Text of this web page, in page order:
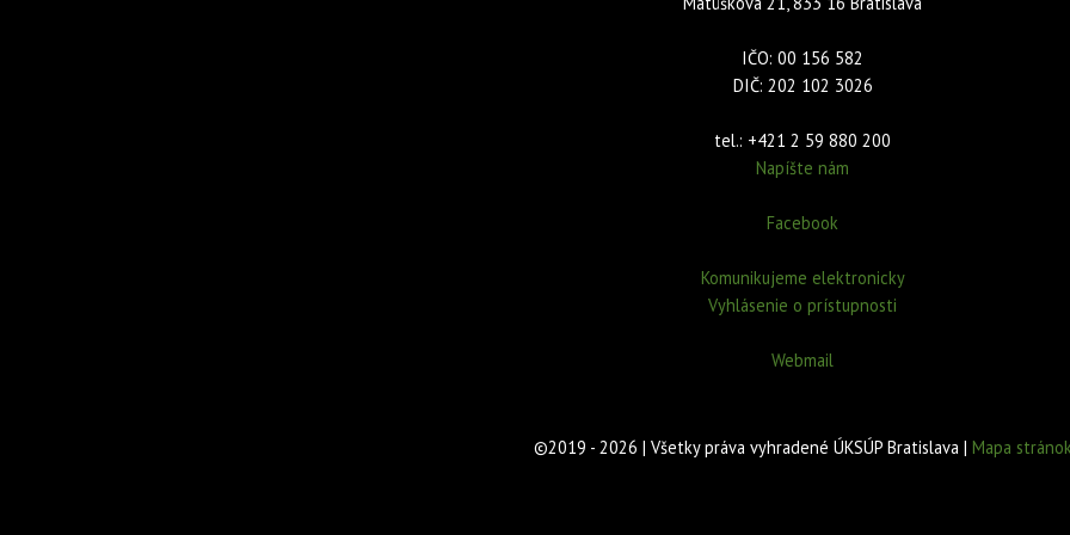
IČO: 00 156 582
DIČ: 202 102 3026
tel.: +421 2 59 880 200
Napíšte nám
Facebook
Komunikujeme elektronicky
Vyhlásenie o prístupnosti
Webmail
©2019 - 2026 | Všetky práva vyhradené ÚKSÚP Bratislava | Mapa